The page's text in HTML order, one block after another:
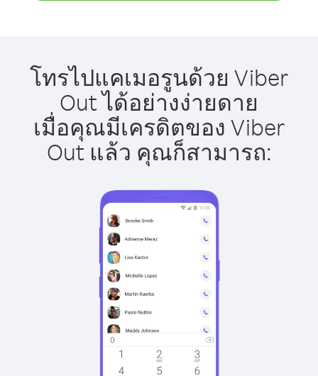
โทรไปแคเมอรูนด้วย Viber
Out ได้อย่างง่ายดาย
เมื่อคุณมีเครดิตของ Viber
Out แล้ว คุณก็สามารถ: